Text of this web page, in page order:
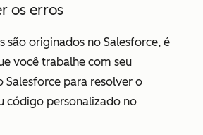
os erros
são originados no Salesforce, é
você trabalhe com seu
para resolver o
código personalizado no